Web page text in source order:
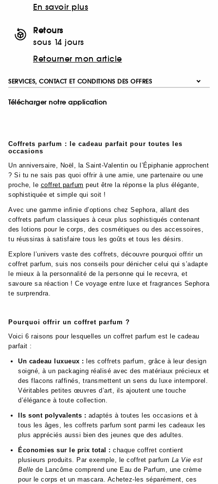
En savoir plus
Retours
sous 14 jours
Retourner mon article
SERVICES, CONTACT ET CONDITIONS DES OFFRES
Télécharger notre application
Coffrets parfum : le cadeau parfait pour toutes les
occasions
Un anniversaire, Noël, la Saint-Valentin ou l’Épiphanie approchent
? Si tu ne sais pas quoi offrir à une amie, une partenaire ou une
proche, le coffret parfum peut être la réponse la plus élégante,
sophistiquée et simple qui soit !
Avec une gamme infinie d’options chez Sephora, allant des
coffrets parfum classiques à ceux plus sophistiqués contenant
des lotions pour le corps, des cosmétiques ou des accessoires,
tu réussiras à satisfaire tous les goûts et tous les désirs.
Explore l’univers vaste des coffrets, découvre pourquoi offrir un
coffret parfum, suis nos conseils pour dénicher celui qui s’adapte
le mieux à la personnalité de la personne qui le recevra, et
savoure sa réaction ! Ce voyage entre luxe et fragrances Sephora
te surprendra.
Pourquoi offrir un coffret parfum ?
Voici 6 raisons pour lesquelles un coffret parfum est le cadeau
parfait :
Un cadeau luxueux : les coffrets parfum, grâce à leur design
soigné, à un packaging réalisé avec des matériaux précieux et
des flacons raffinés, transmettent un sens du luxe intemporel.
Véritables petites œuvres d’art, ils ajoutent une touche
d’élégance à toute collection.
Ils sont polyvalents : adaptés à toutes les occasions et à
tous les âges, les coffrets parfum sont parmi les cadeaux les
plus appréciés aussi bien des jeunes que des adultes.
Économies sur le prix total : chaque coffret contient
plusieurs produits. Par exemple, le coffret parfum La Vie est
Belle de Lancôme comprend une Eau de Parfum, une crème
pour le corps et un mascara. Achetez-les séparément, ces